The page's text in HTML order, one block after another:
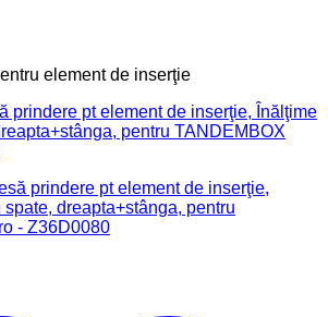
element de inserţie
prindere pt element de inserţie, Înălţime
pentru TANDEMBOX